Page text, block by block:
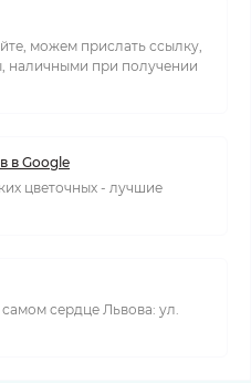
можем прислать ссылку,
наличными при получении
в Google
цветочных - лучшие
сердце Львова: ул.